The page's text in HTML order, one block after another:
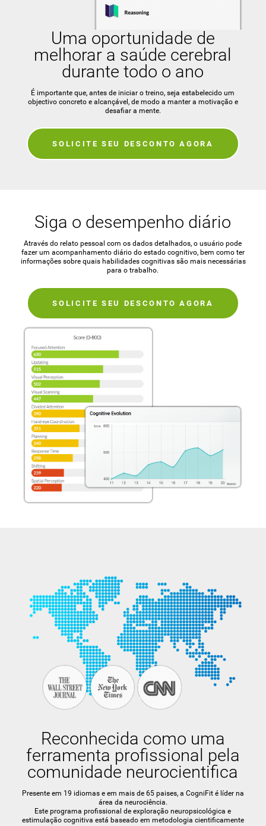
Uma oportunidade de
melhorar a saúde cerebral
durante todo o ano
É importante que, antes de iniciar o treino, seja estabelecido um
objectivo concreto e alcançável, de modo a manter a motivação e
desafiar a mente.
SOLICITE SEU DESCONTO AGORA
Siga o desempenho diário
Através do relato pessoal com os dados detalhados, o usuário pode
fazer um acompanhamento diário do estado cognitivo, bem como ter
informações sobre quais habilidades cognitivas são mais necessárias
para o trabalho.
SOLICITE SEU DESCONTO AGORA
Reconhecida como uma
ferramenta profissional pela
comunidade neurocientifica
Presente em 19 idiomas e em mais de 65 paises, a CogniFit é líder na
área da neurociência.
Este programa profissional de exploração neuropsicológica e
estimulação cognitiva está baseado em metodologia cientificamente